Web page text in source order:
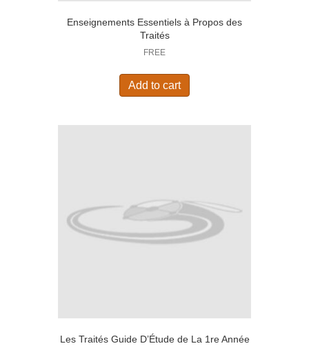
Enseignements Essentiels à Propos des
Traités
FREE
Add to cart
Les Traités Guide D’Étude de La 1re Année